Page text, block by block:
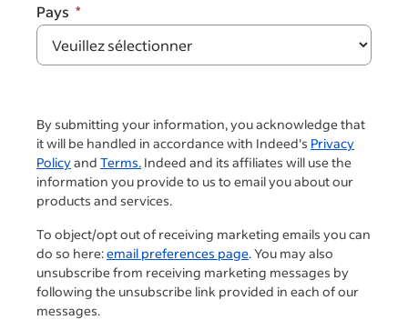
Pays
By submitting your information, you acknowledge that
it will be handled in accordance with Indeed's Privacy
Policyand Terms. Indeed and its affiliates will use the
information you provide to us to email you about our
products and services.
To object/opt out of receiving marketing emails you can
do so here:email preferences page. You may also
unsubscribe from receiving marketing messages by
following the unsubscribe link provided in each of our
messages.